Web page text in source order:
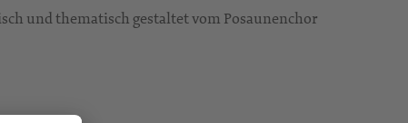
und thematisch gestaltet vom Posaunenchor